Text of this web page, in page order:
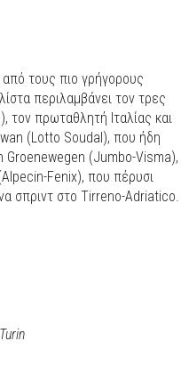
τους πιο γρήγορους
περιλαμβάνει τον τρες
πρωταθλητή Ιταλίας και
(Lotto Soudal), που ήδη
Groenewegen (Jumbo-Visma),
Fenix), που πέρυσι
σπριντ στο Tirreno-Adriatico.